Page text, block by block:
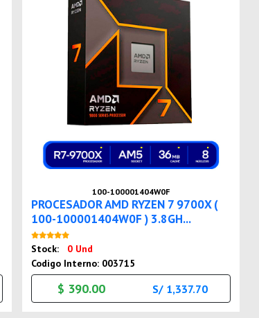
100-100001404W0F
PROCESADOR AMD RYZEN 7 9700X (
100-100001404W0F ) 3.8GH...
Stock:
0 Und
Codigo Interno: 003715
$ 390.00 S/ 1,337.70